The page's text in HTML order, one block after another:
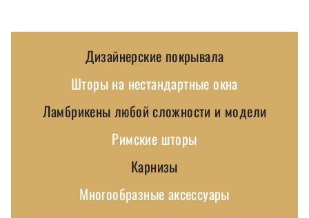
Дизайнерские покрывала
Шторы на нестандартные окна
Ламбрикены любой сложности и модели
Римские шторы
Карнизы
Многообразные аксессуары